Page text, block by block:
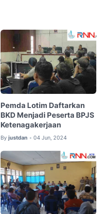
Pemda Lotim Daftarkan
BKD Menjadi Peserta BPJS
Ketenagakerjaan
By justdan • 04 Jun, 2024